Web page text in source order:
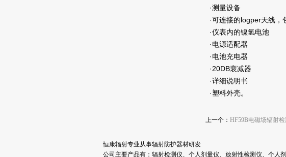
·测量设备
·可连接的logper天线，
·仪表内的镍氢电池
·电源适配器
·电池充电器
·20DB衰减器
·详细说明书
·塑料外壳。
上一个： HF59B电磁场辐射检
恒康辐射专业从事辐射防护器材研发
公司主要产品有：辐射检测仪、个人剂量仪、放射性检测仪、个人